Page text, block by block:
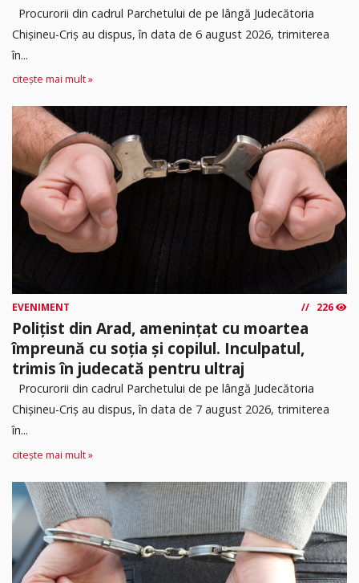
Procurorii din cadrul Parchetului de pe lângă Judecătoria
Chișineu-Criș au dispus, în data de 6 august 2026, trimiterea
în...
citește mai mult »
EVENIMENT 226
Polițist din Arad, amenințat cu moartea
împreună cu soția și copilul. Inculpatul,
trimis în judecată pentru ultraj
Procurorii din cadrul Parchetului de pe lângă Judecătoria
Chișineu-Criș au dispus, în data de 7 august 2026, trimiterea
în...
citește mai mult »